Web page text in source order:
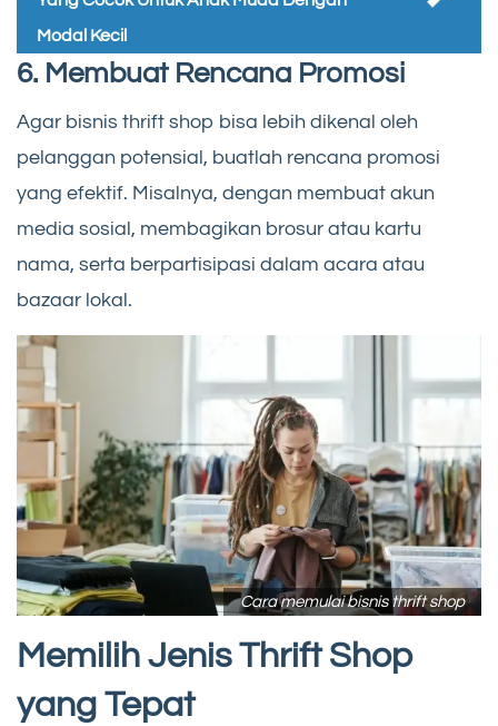
Modal Kecil
6. Membuat Rencana Promosi
Agar bisnis thrift shop bisa lebih dikenal oleh
pelanggan potensial, buatlah rencana promosi
yang efektif. Misalnya, dengan membuat akun
media sosial, membagikan brosur atau kartu
nama, serta berpartisipasi dalam acara atau
bazaar lokal.
Cara memulai bisnis thrift shop
Memilih Jenis Thrift Shop
yang Tepat